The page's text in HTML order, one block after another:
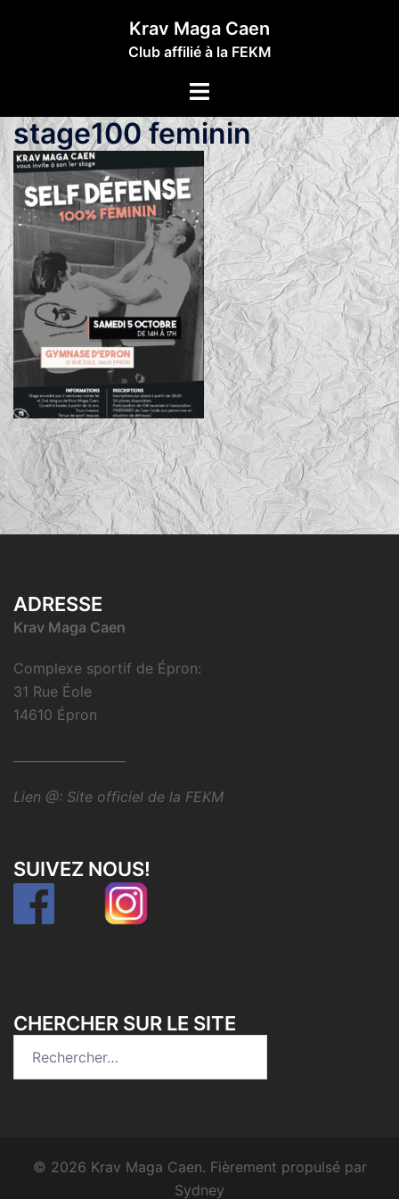
Krav Maga Caen
Club affilié à la FEKM
Ouvrir/fermer
menu
stage100 feminin
ADRESSE
Krav Maga Caen
Complexe sportif de Épron:
31 Rue Éole
14610 Épron
Lien @: Site officiel de la FEKM
SUIVEZ NOUS!
CHERCHER SUR LE SITE
© 2026 Krav Maga Caen. Fièrement propulsé par
Sydney